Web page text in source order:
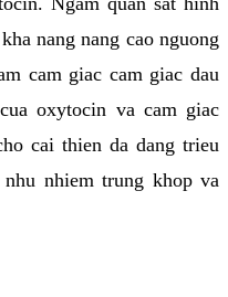
nang nang cao nguong
cam giac cam giac dau
oxytocin va cam giac
cai thien da dang trieu
nhiem trung khop va